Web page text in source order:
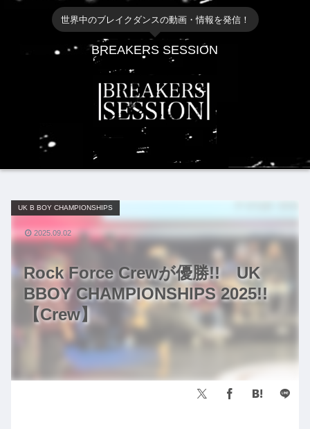
世界中のブレイクダンスの動画・情報を発信！
BREAKERS SESSION
Rock Force Crewが優勝!! UK
BBOY CHAMPIONSHIPS 2025!!
【Crew】
UK B BOY CHAMPIONSHIPS
2025.09.02